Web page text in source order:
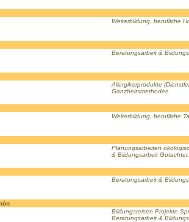
Weiterbildung, berufliche
Beratungsarbeit &
Allergikerprodukte
Ganzheitsmethoden
Weiterbildung, berufliche
Planungsarbeiten
& Bildungsarbeit
Beratungsarbeit &
Bildungsreisen Projekte
Beratungsarbeit &